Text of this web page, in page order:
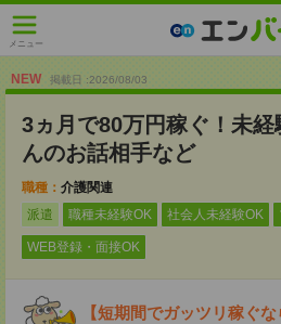
メニュー
NEW 掲載日 :2026/08/03
3ヵ月で80万円稼ぐ！未
んのお話相手など
職種： 介護関連
派遣
職種未経験OK 社会人未経験OK
WEB登録・面接OK
【短期間でガッツリ稼ぐな